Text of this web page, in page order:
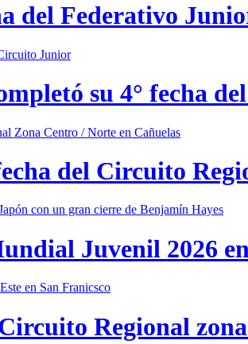
del Federativo
su 4° fecha
del Circuito
Juvenil 2026
Regional